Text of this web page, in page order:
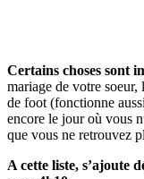
Certains choses sont
mariage de votre
de foot (fonctionne
encore le jour où vous
que vous ne retrouvez
A cette liste, s’ajoute